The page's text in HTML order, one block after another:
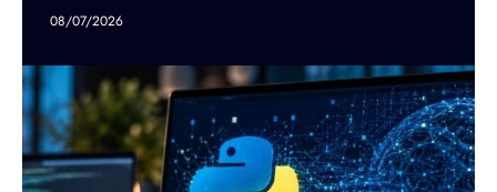
08/07/2026